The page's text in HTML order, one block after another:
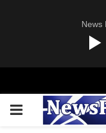
News
PRIMARY